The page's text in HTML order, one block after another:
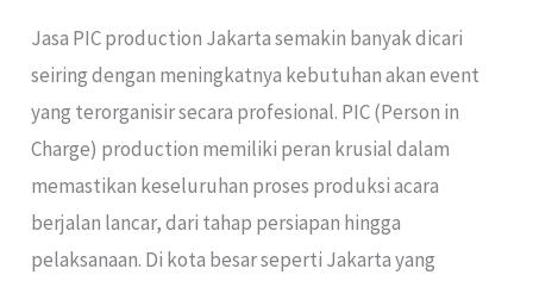
Jasa PIC production Jakarta semakin banyak dicari
seiring dengan meningkatnya kebutuhan akan event
yang terorganisir secara profesional. PIC (Person in
Charge) production memiliki peran krusial dalam
memastikan keseluruhan proses produksi acara
berjalan lancar, dari tahap persiapan hingga
pelaksanaan. Di kota besar seperti Jakarta yang